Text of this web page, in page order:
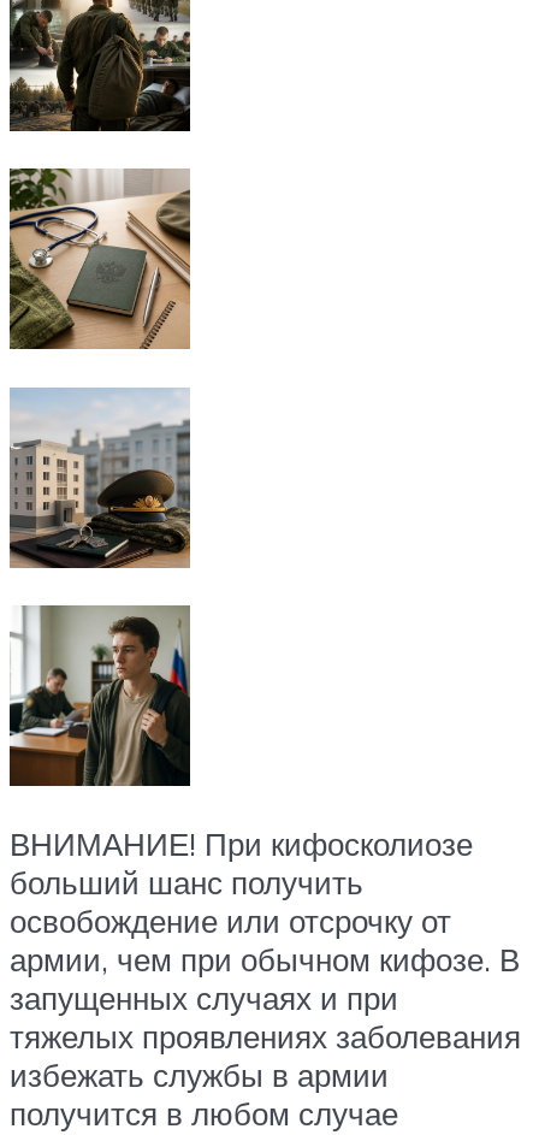
ВНИМАНИЕ! При кифосколиозе
больший шанс получить
освобождение или отсрочку от
армии, чем при обычном кифозе. В
запущенных случаях и при
тяжелых проявлениях заболевания
избежать службы в армии
получится в любом случае